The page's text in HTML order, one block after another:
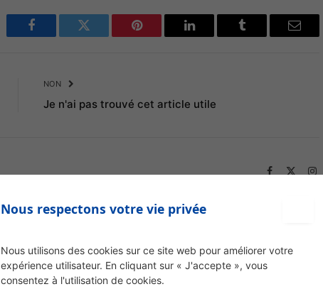
Facebook Twitter Pinterest LinkedIn Tumblr Email
NON
Je n'ai pas trouvé cet article utile
Facebook
Nous respectons votre vie privée
Nous utilisons des cookies sur ce site web pour améliorer votre
expérience utilisateur. En cliquant sur « J'accepte », vous
consentez à l'utilisation de cookies.